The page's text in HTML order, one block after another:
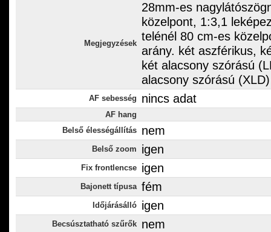
Megjegyzések
28mm-es
közelpont, 1:3,1
telénél 80 cm-es
arány. két aszférikus,
két alacsony szórású
alacsony szórású
AF sebesség nincs adat
AF hang
Belső élességállítás nem
Belső zoom igen
Fix frontlencse igen
Bajonett típusa fém
Időjárásálló igen
Becsúsztatható szűrők nem